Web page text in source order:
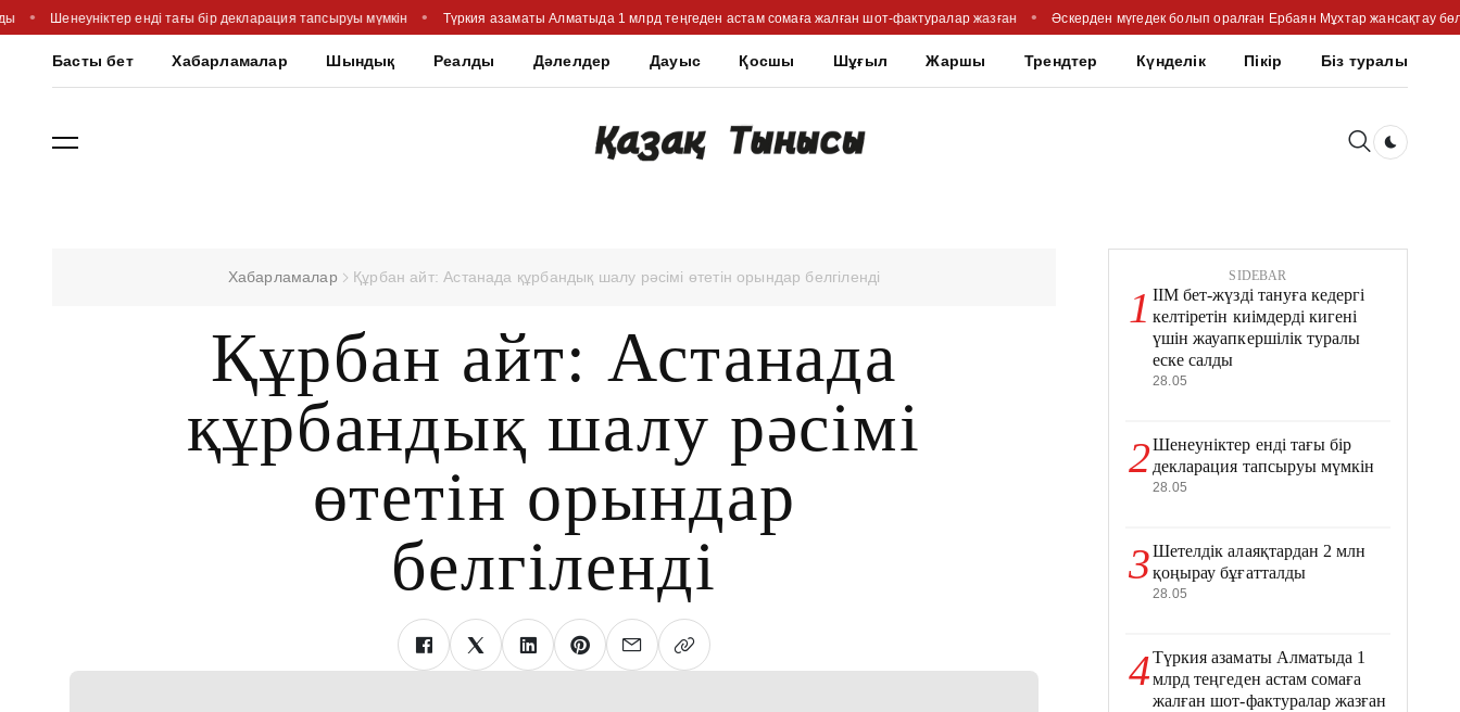
Шенеуніктер енді тағы бір декларация тапсыруы мүмкін Түркия азаматы Алматыда 1 млрд теңгеден астам сомаға жалған шот-фактуралар жазған Әскерден мүгедек болып оралған Ербаян Мұхтар жансақтау
Басты бет Хабарламалар Шындық Реалды Дәлелдер Дауыс Қосшы Шұғыл Жаршы Трендтер Күнделік Пікір Біз туралы
Хабарламалар Құрбан айт: Астанада құрбандық шалу рәсімі өтетін орындар белгіленді
Құрбан айт: Астанада
құрбандық шалу рәсімі
өтетін орындар
белгіленді
SIDEBAR
1 ІІМ бет-жүзді тануға кедергі
келтіретін киімдерді кигені
үшін жауапкершілік туралы
еске салды
28.05
2Шенеуніктер енді тағы бір
декларация тапсыруы мүмкін
28.05
3Шетелдік алаяқтардан 2 млн
қоңырау бұғатталды
28.05
4Түркия азаматы Алматыда 1
млрд теңгеден астам сомаға
жалған шот-фактуралар жазған